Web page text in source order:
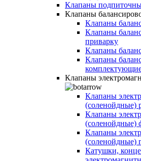
Клапаны
Клапаны
Клапаны
Клапаны
приварку
Клапаны
Клапаны
Клапаны
Клапаны
(соленойдные)
Клапаны
(соленойдные)
Клапаны
(соленойдные)
Катушки,